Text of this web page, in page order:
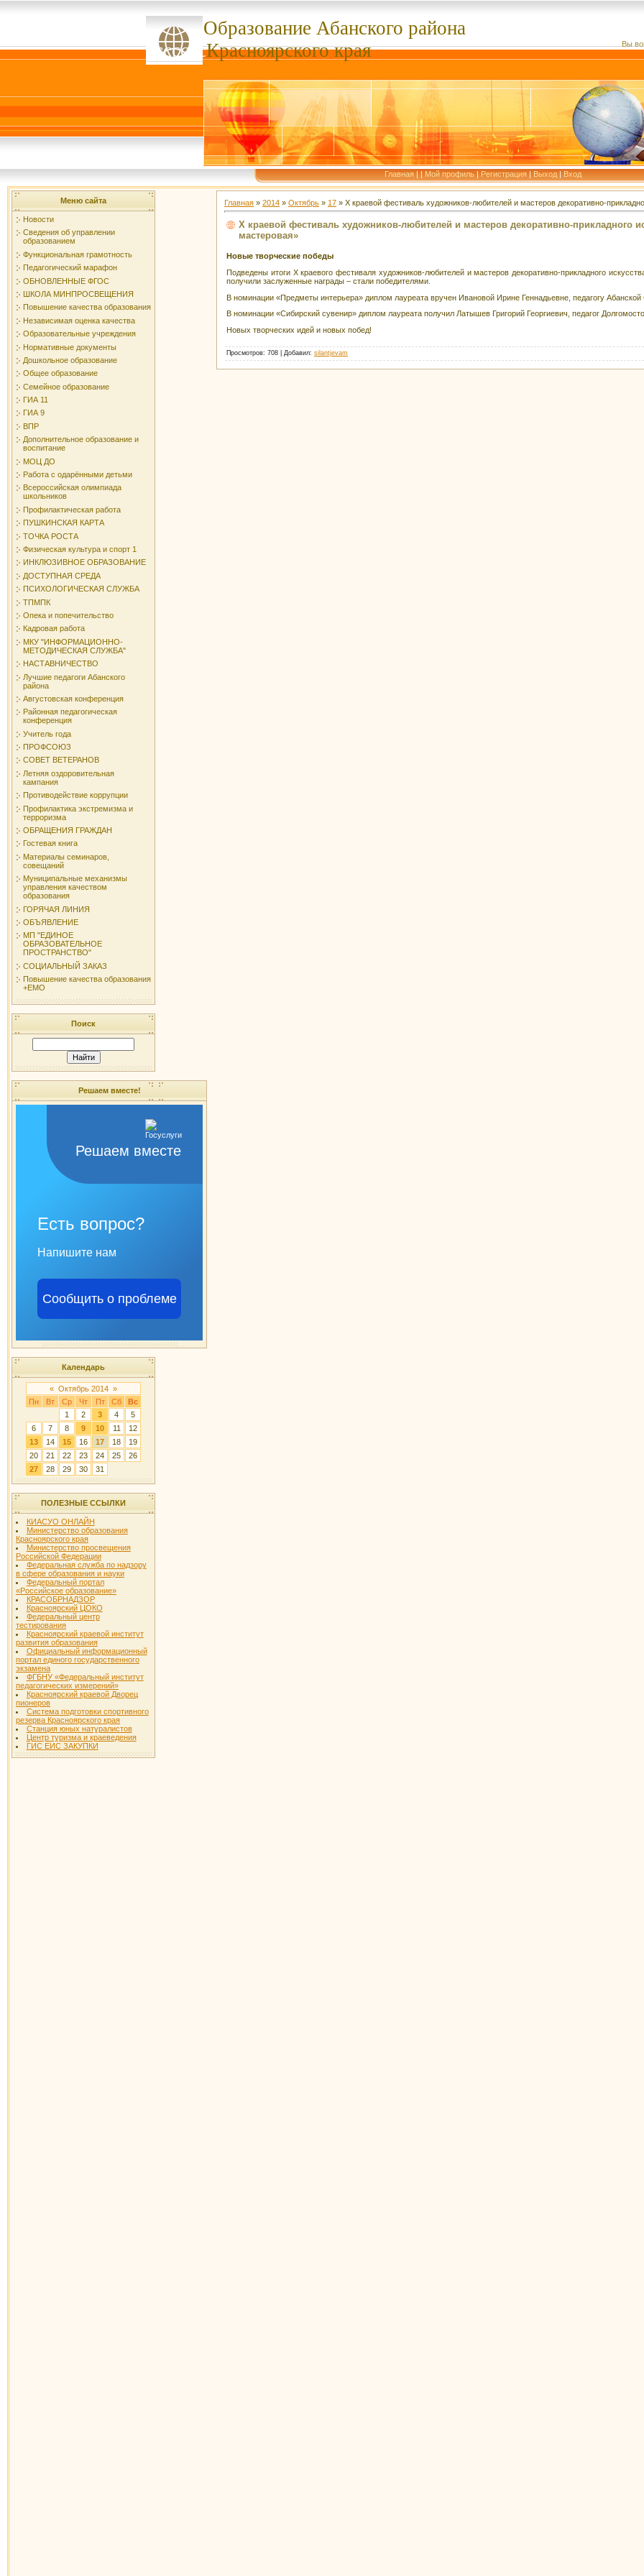
Образование Абанского района
сссссссКрасноярского края Вы
Главная | | Мой профиль | Регистрация | Выход | Вход
Меню сайта
Новости
Сведения об управлении
образованием
Функциональная грамотность
Педагогический марафон
ОБНОВЛЕННЫЕ ФГОС
ШКОЛА МИНПРОСВЕЩЕНИЯ
Повышение качества образования
Независимая оценка качества
Образовательные учреждения
Нормативные документы
Дошкольное образование
Общее образование
Семейное образование
ГИА 11
ГИА 9
ВПР
Дополнительное образование и
воспитание
МОЦ ДО
Работа с одарёнными детьми
Всероссийская олимпиада
школьников
Профилактическая работа
ПУШКИНСКАЯ КАРТА
ТОЧКА РОСТА
Физическая культура и спорт 1
ИНКЛЮЗИВНОЕ ОБРАЗОВАНИЕ
ДОСТУПНАЯ СРЕДА
ПСИХОЛОГИЧЕСКАЯ СЛУЖБА
ТПМПК
Опека и попечительство
Кадровая работа
МКУ "ИНФОРМАЦИОННО-
МЕТОДИЧЕСКАЯ СЛУЖБА"
НАСТАВНИЧЕСТВО
Лучшие педагоги Абанского
района
Августовская конференция
Районная педагогическая
конференция
Учитель года
ПРОФСОЮЗ
СОВЕТ ВЕТЕРАНОВ
Летняя оздоровительная
кампания
Противодействие коррупции
Профилактика экстремизма и
терроризма
ОБРАЩЕНИЯ ГРАЖДАН
Гостевая книга
Материалы семинаров,
совещаний
Муниципальные механизмы
управления качеством
образования
ГОРЯЧАЯ ЛИНИЯ
ОБЪЯВЛЕНИЕ
МП "ЕДИНОЕ
ОБРАЗОВАТЕЛЬНОЕ
ПРОСТРАНСТВО"
СОЦИАЛЬНЫЙ ЗАКАЗ
Повышение качества образования
+ЕМО
Поиск
Решаем вместе!
Решаем вместе
Есть вопрос?
Напишите нам
Сообщить о проблеме
Календарь
« Октябрь 2014 »
Пн
Вт Ср Чт Пт Сб
Вс
1
2 3 4
5
6
7 8 9 10 11
12
13
14 15 16 17 18
19
20
21 22 23 24 25
26
27
28 29 30 31
ПОЛЕЗНЫЕ ССЫЛКИ
КИАСУО ОНЛАЙН
Министерство образования
Красноярского края
Министерство просвещения
Российской Федерации
Федеральная служба по надзору
в сфере образования и науки
Федеральный портал
«Российское образование»
КРАСОБРНАДЗОР
Красноярский ЦОКО
Федеральный центр
тестирования
Красноярский краевой институт
развития образования
Официальный информационный
портал единого государственного
экзамена
ФГБНУ «Федеральный институт
педагогических измерений»
Красноярский краевой Дворец
пионеров
Система подготовки спортивного
резерва Красноярского края
Станция юных натуралистов
Центр туризма и краеведения
ГИС ЕИС ЗАКУПКИ
Главная » 2014 » Октябрь » 17 » Х краевой фестиваль художников-любителей и мастеров декоративно-
Х краевой фестиваль художников-любителей и мастеров декоративно-прикладного
мастеровая»
Новые творческие победы
Подведены итоги Х краевого фестиваля художников-любителей и мастеров декоративно-прикладного
получили заслуженные награды – стали победителями.
В номинации «Предметы интерьера» диплом лауреата вручен Ивановой Ирине Геннадьевне, педагогу
В номинации «Сибирский сувенир» диплом лауреата получил Латышев Григорий Георгиевич, педагог
Новых творческих идей и новых побед!
Просмотров: 708 | Добавил: silantjevam